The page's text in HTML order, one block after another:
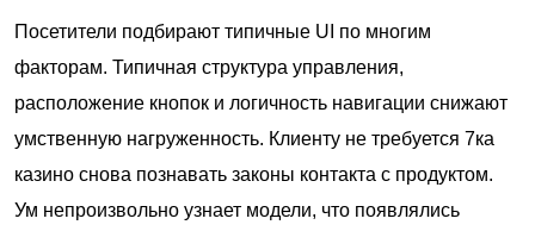
Посетители подбирают типичные UI по многим
факторам. Типичная структура управления,
расположение кнопок и логичность навигации снижают
умственную нагруженность. Клиенту не требуется 7ка
казино снова познавать законы контакта с продуктом.
Ум непроизвольно узнает модели, что появлялись